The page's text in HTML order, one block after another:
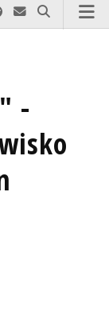
zadzwoń
u
X
nas na Instagram-ie
nas na TikTok-u
Szukaj nas na Spotify
Wyślij do nas
Szukaj
-